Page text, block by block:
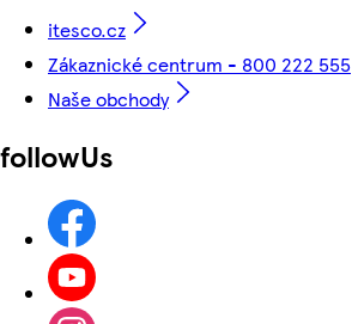
itesco.cz
Zákaznické centrum - 800 222 555
Naše obchody
followUs